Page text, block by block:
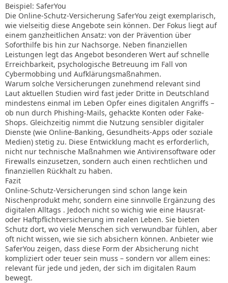
Beispiel: SaferYou
Die Online-Schutz-Versicherung SaferYou zeigt exemplarisch,
wie vielseitig diese Angebote sein können. Der Fokus liegt auf
einem ganzheitlichen Ansatz: von der Prävention über
Soforthilfe bis hin zur Nachsorge. Neben finanziellen
Leistungen legt das Angebot besonderen Wert auf schnelle
Erreichbarkeit, psychologische Betreuung im Fall von
Cybermobbing und Aufklärungsmaßnahmen.
Warum solche Versicherungen zunehmend relevant sind
Laut aktuellen Studien wird fast jeder Dritte in Deutschland
mindestens einmal im Leben Opfer eines digitalen Angriffs –
ob nun durch Phishing-Mails, gehackte Konten oder Fake-
Shops. Gleichzeitig nimmt die Nutzung sensibler digitaler
Dienste (wie Online-Banking, Gesundheits-Apps oder soziale
Medien) stetig zu. Diese Entwicklung macht es erforderlich,
nicht nur technische Maßnahmen wie Antivirensoftware oder
Firewalls einzusetzen, sondern auch einen rechtlichen und
finanziellen Rückhalt zu haben.
Fazit
Online-Schutz-Versicherungen sind schon lange kein
Nischenprodukt mehr, sondern eine sinnvolle Ergänzung des
digitalen Alltags . Jedoch nicht so wichig wie eine Hausrat-
oder Haftpflichtversicherung im realen Leben. Sie bieten
Schutz dort, wo viele Menschen sich verwundbar fühlen, aber
oft nicht wissen, wie sie sich absichern können. Anbieter wie
SaferYou zeigen, dass diese Form der Absicherung nicht
kompliziert oder teuer sein muss – sondern vor allem eines:
relevant für jede und jeden, der sich im digitalen Raum
bewegt.